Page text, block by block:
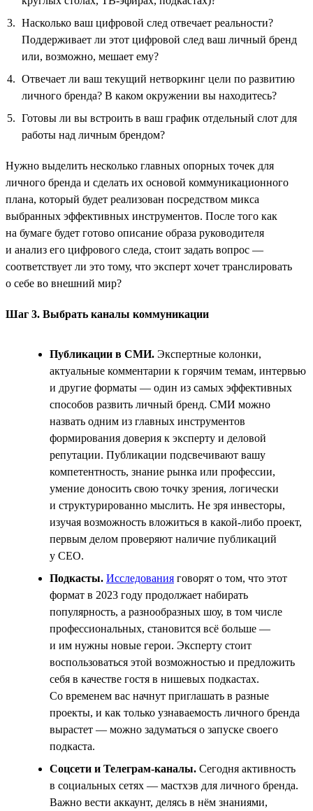
Насколько ваш цифровой след отвечает реальности?
Поддерживает ли этот цифровой след ваш личный бренд
или, возможно, мешает ему?
Отвечает ли ваш текущий нетворкинг цели по развитию
личного бренда? В каком окружении вы находитесь?
Готовы ли вы встроить в ваш график отдельный слот для
работы над личным брендом?
Нужно выделить несколько главных опорных точек для
личного бренда и сделать их основой коммуникационного
плана, который будет реализован посредством микса
выбранных эффективных инструментов. После того как
на бумаге будет готово описание образа руководителя
и анализ его цифрового следа, стоит задать вопрос —
соответствует ли это тому, что эксперт хочет транслировать
о себе во внешний мир?
Шаг 3. Выбрать каналы коммуникации
Публикации в СМИ. Экспертные колонки,
актуальные комментарии к горячим темам, интервью
и другие форматы — один из самых эффективных
способов развить личный бренд. СМИ можно
назвать одним из главных инструментов
формирования доверия к эксперту и деловой
репутации. Публикации подсвечивают вашу
компетентность, знание рынка или профессии,
умение доносить свою точку зрения, логически
и структурированно мыслить. Не зря инвесторы,
изучая возможность вложиться в какой-либо проект,
первым делом проверяют наличие публикаций
у СЕО.
Подкасты. Исследования говорят о том, что этот
формат в 2023 году продолжает набирать
популярность, а разнообразных шоу, в том числе
профессиональных, становится всё больше —
и им нужны новые герои. Эксперту стоит
воспользоваться этой возможностью и предложить
себя в качестве гостя в нишевых подкастах.
Со временем вас начнут приглашать в разные
проекты, и как только узнаваемость личного бренда
вырастет — можно задуматься о запуске своего
подкаста.
Соцсети и Телеграм-каналы. Сегодня активность
в социальных сетях — мастхэв для личного бренда.
Важно вести аккаунт, делясь в нём знаниями,